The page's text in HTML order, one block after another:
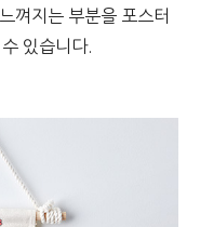
껴지는 부분을 포스터
있습니다.